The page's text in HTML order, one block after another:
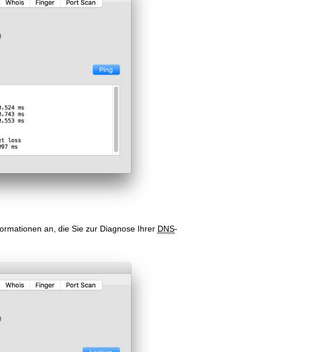
an, die Sie zur Diagnose Ihrer DNS-